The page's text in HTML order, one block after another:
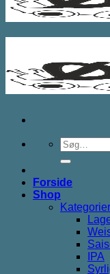
Søg
efter:
Forside
Shop
Kategorier
IPA